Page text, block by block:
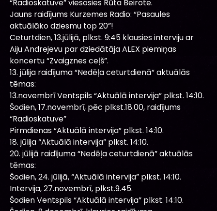
“Radioskatuve” viesosies Rūta Beirote.
Jauns raidījums Kurzemes Radio: “Pasaules
aktuālāko dziesmu top 20”!
Ceturtdien, 13.jūlijā, plkst. 9:45 klausies interviju ar
Aiju Andrejevu par dziedātāja ALEX piemiņas
koncertu “Zvaigznes ceļš”.
13. jūlija raidījuma “Nedēļa ceturtdienā” aktuālās
tēmas:
13.novembrī Ventspils “Aktuālā intervija” plkst. 14:10.
Šodien, 17.novembrī, pēc plkst.18.00, raidījums
“Radioskatuve”
Pirmdienas “Aktuālā intervija” plkst. 14:10.
18. jūlija “Aktuālā intervija” plkst. 14:10.
20. jūlijā raidījuma “Nedēļa ceturtdienā” aktuālās
tēmas:
Šodien, 24. jūlijā, “Aktuālā intervija” plkst. 14:10.
Intervija, 27.novembrī, plkst.9.45.
Šodien Ventspils “Aktuālā intervija” plkst. 14:10.